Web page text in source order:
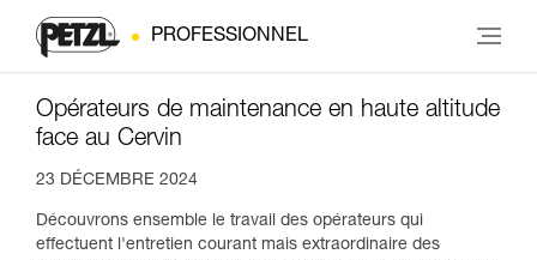
PROFESSIONNEL
Opérateurs de maintenance en haute altitude
face au Cervin
23 DÉCEMBRE 2024
Découvrons ensemble le travail des opérateurs qui
effectuent l'entretien courant mais extraordinaire des